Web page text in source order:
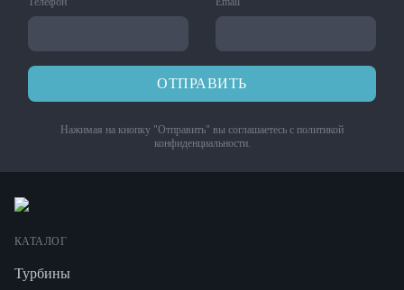
ОТПРАВИТЬ
Нажимая на кнопку "Отправить" вы соглашаетесь с политикой
конфиденциальности.
КАТАЛОГ
Турбины